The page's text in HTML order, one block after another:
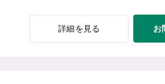
詳細を見る お